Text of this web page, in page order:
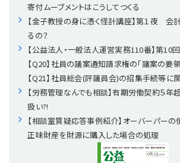
定款関連
法改正-法人運営
インボイス
電子帳簿保存法
法改正-法務
IT
論壇
カレンダー
NEWS・TOPIC・特報
【連載】オピニオンリーダーのnote
【連載】これからの時代の資産運用
【連載】採用・定着・育成のための人事戦
【連載】事例に学ぶ立入検査で想定さ
【連載】シェアコモン200インタビュー
【連載】シェアコモン200 誌上相談室
公益・一般法人オンラインとは
登録案内
専門誌一覧
寄付ムーブメントはこうしてつくる
【金子教授の身に憑く怪計講座】第１夜 会
るの？
【公益法人・一般法人運営実務110番】第10回
【Q20】社員の議案通知請求権の「議案の要
【Q21】社員総会(評議員会)の招集手続等に
【労務管理なんでも相談】有期労働契約５
扱い?!
【相談室質疑応答事例紹介】オーバーパー
正味財産を財源に購入した場合の処理